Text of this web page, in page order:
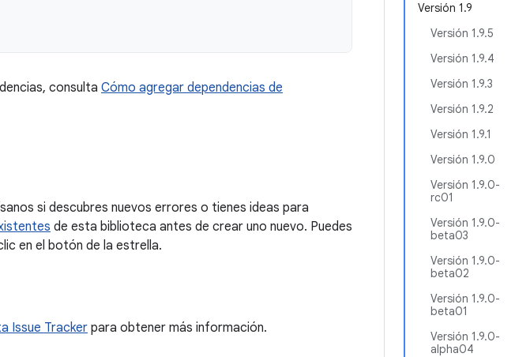
Versión 1.9
Versión 1.9.5
Versión 1.9.4
Versión 1.9.3
Versión 1.9.2
Versión 1.9.1
Versión 1.9.0
Versión 1.9.0-
rc01
Versión 1.9.0-
beta03
Versión 1.9.0-
beta02
Versión 1.9.0-
beta01
Versión 1.9.0-
alpha04
consulta Cómo agregar dependencias de
si descubres nuevos errores o tienes ideas para
de esta biblioteca antes de crear uno nuevo. Puedes
en el botón de la estrella.
Issue Trackerpara obtener más información.